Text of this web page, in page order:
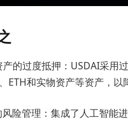
产的过度抵押：USDAI采用
ETH和实物资产等资产，以
险管理：集成了人工智能